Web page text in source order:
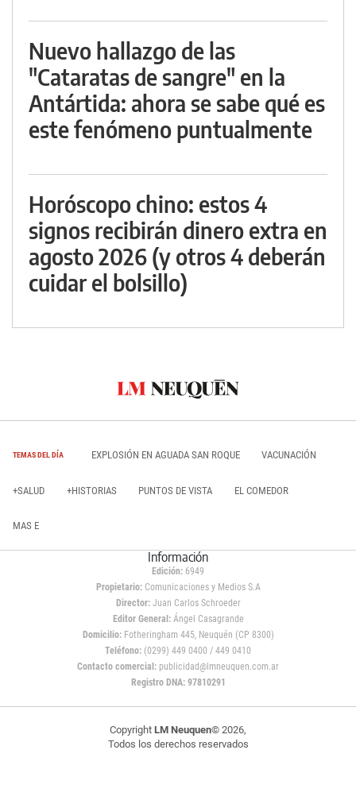
Nuevo hallazgo de las
"Cataratas de sangre" en la
Antártida: ahora se sabe qué es
este fenómeno puntualmente
Horóscopo chino: estos 4
signos recibirán dinero extra en
agosto 2026 (y otros 4 deberán
cuidar el bolsillo)
TEMAS DEL DÍA EXPLOSIÓN EN AGUADA SAN ROQUE VACUNACIÓN
+SALUD +HISTORIAS PUNTOS DE VISTA EL COMEDOR
MAS E
Información
Edición: 6949
Propietario:Comunicaciones y Medios S.A
Director: Juan Carlos Schroeder
Editor General:Ángel Casagrande
Domicilio:Fotheringham 445, Neuquén (CP 8300)
Teléfono: (0299) 449 0400 / 449 0410
Contacto comercial: publicidad@lmneuquen.com.ar
Registro DNA: 97810291
Copyright LM Neuquen© 2026,
Todos los derechos reservados